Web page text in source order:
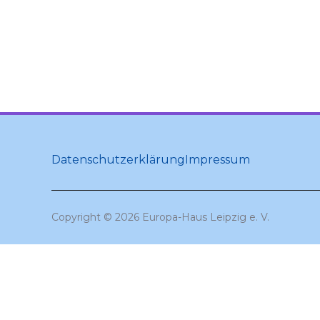
DatenschutzerklärungImpressum
Copyright © 2026 Europa-Haus Leipzig e. V.